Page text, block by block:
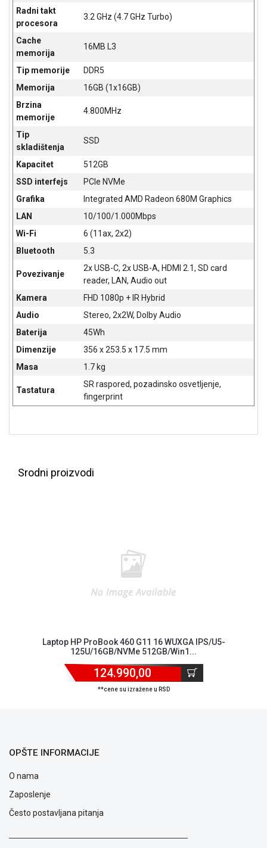
ALAT I
BAŠTA
KRIPTO
uslovi
Saobraznost
reklamacije
Usluge
Radni takt
procesora
3.2 GHz (4.7 GHz Turbo)
Cache
memorija
16MB L3
Tip memorije
DDR5
Memorija
16GB (1x16GB)
Brzina
memorije
4.800MHz
Tip
skladištenja
SSD
Kapacitet
512GB
SSD interfejs
PCIe NVMe
Grafika
Integrated AMD Radeon 680M Graphics
LAN
10/100/1.000Mbps
Wi-Fi
6 (11ax, 2x2)
Bluetooth
5.3
Povezivanje
2x USB-C, 2x USB-A, HDMI 2.1, SD card
reader, LAN, Audio out
Kamera
FHD 1080p + IR Hybrid
Audio
Stereo, 2x2W, Dolby Audio
Baterija
45Wh
Dimenzije
356 x 253.5 x 17.5 mm
Masa
1.7 kg
Tastatura
SR raspored, pozadinsko osvetljenje,
fingerprint
Srodni proizvodi
Laptop HP ProBook 460 G11 16 WUXGA IPS/U5-
125U/16GB/NVMe 512GB/Win1...
124.990,00
**cene su izražene u RSD
OPŠTE INFORMACIJE
O nama
Zaposlenje
Često postavljana pitanja